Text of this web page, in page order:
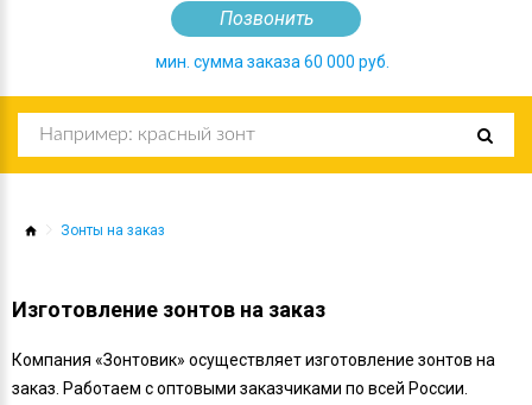
Позвонить
мин. сумма заказа 60 000 руб.
Зонты на заказ
Изготовление зонтов на заказ
Компания «Зонтовик» осуществляет изготовление зонтов на
заказ. Работаем с оптовыми заказчиками по всей России.